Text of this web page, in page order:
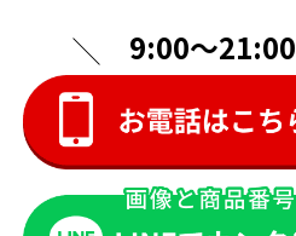
9:00〜21:00